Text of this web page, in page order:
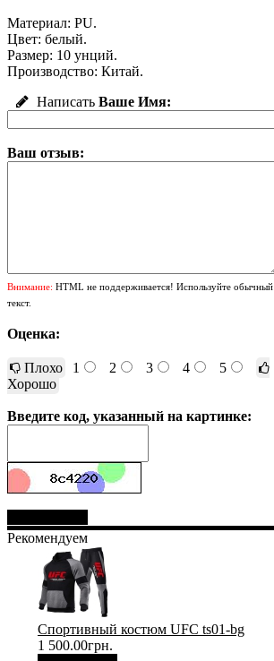
Материал: PU.
Цвет: белый.
Размер: 10 унций.
Производство: Китай.
Написать Ваше Имя:
Ваш отзыв:
Внимание: HTML не поддерживается! Используйте обычный
текст.
Оценка:
Плохо 1 2 3 4
5
Хорошо
Введите код, указанный на картинке:
Рекомендуем
Спортивный костюм UFC ts01-bg
1 500.00грн.